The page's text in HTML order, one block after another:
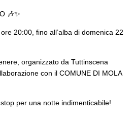
🎶✨
20:00, fino all’alba di domenica 22
organizzato da Tuttinscena
con il COMUNE DI MOLA
per una notte indimenticabile!